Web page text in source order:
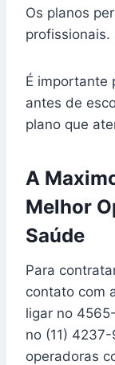
Os planos
profissionais.
É importante
antes de
plano que
A
Melhor
Saúde
Para
contato com
ligar no
no (11)
operadoras